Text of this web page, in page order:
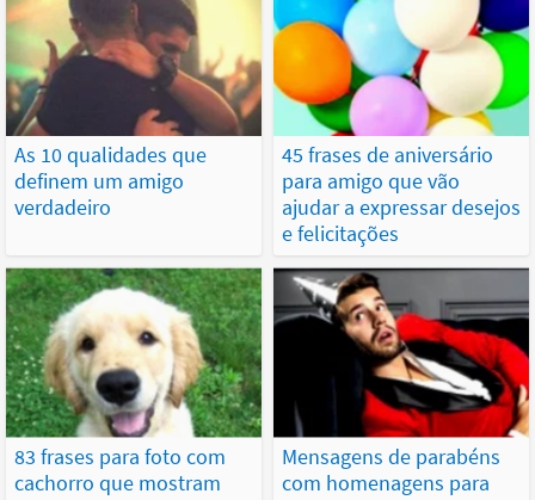
As 10 qualidades que
definem um amigo
verdadeiro
45 frases de aniversário
para amigo que vão
ajudar a expressar desejos
e felicitações
83 frases para foto com
cachorro que mostram
Mensagens de parabéns
com homenagens para